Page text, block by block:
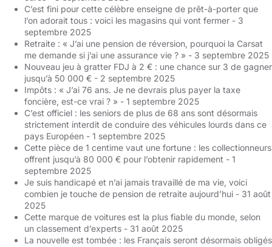
C’est fini pour cette célèbre enseigne de prêt-à-porter que
l’on adorait tous : voici les magasins qui vont fermer - 3
septembre 2025
Retraite : « J’ai une pension de réversion, pourquoi la Carsat
me demande si j’ai une assurance vie ? » - 3 septembre 2025
Nouveau jeu à gratter FDJ à 2 € : une chance sur 3 de gagner
jusqu’à 50 000 € - 2 septembre 2025
Impôts : « J’ai 76 ans. Je ne devrais plus payer la taxe
foncière, est-ce vrai ? » - 1 septembre 2025
C’est officiel : les seniors de plus de 68 ans sont désormais
strictement interdit de conduire des véhicules lourds dans ce
pays Européen - 1 septembre 2025
Cette pièce de 1 centime vaut une fortune : les collectionneurs
offrent jusqu’à 80 000 € pour l’obtenir rapidement - 1
septembre 2025
Je suis handicapé et n’ai jamais travaillé de ma vie, voici
combien je touche de pension de retraite aujourd’hui - 31 août
2025
Cette marque de voitures est la plus fiable du monde, selon
un classement d’experts - 31 août 2025
La nouvelle est tombée : les Français seront désormais obligés